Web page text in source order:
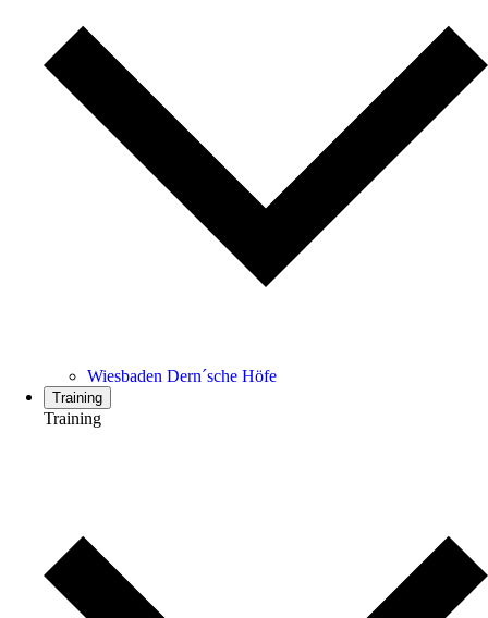
Wiesbaden Dern´sche Höfe
Training
Training